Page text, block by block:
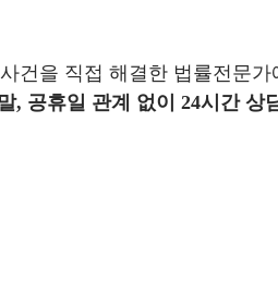
건을 직접 해결한 법률전문
, 공휴일 관계 없이 24시간 상